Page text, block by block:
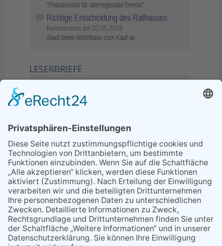
"Plakatverbot für überregionale Demos"
Richtige Entscheidung des Rathauses
Kommentiert am 02.05.2026
Stadt bietet Wohnhaus zum Kauf an
LESERBRIEFE
Sperrung B455: Kleiner
Grenzverkehr statt weite Wege
21.04.2026
Wenn Bahn-Computer nicht
miteinander kommunizieren
11.03.2026
"Plakatverbot für überregionale
Demos"
04.02.2026
Gelbe Tonne – Ein kleiner Blick
über den Tellerand
04.02.2026
Plastikersparnis durch Nutzung